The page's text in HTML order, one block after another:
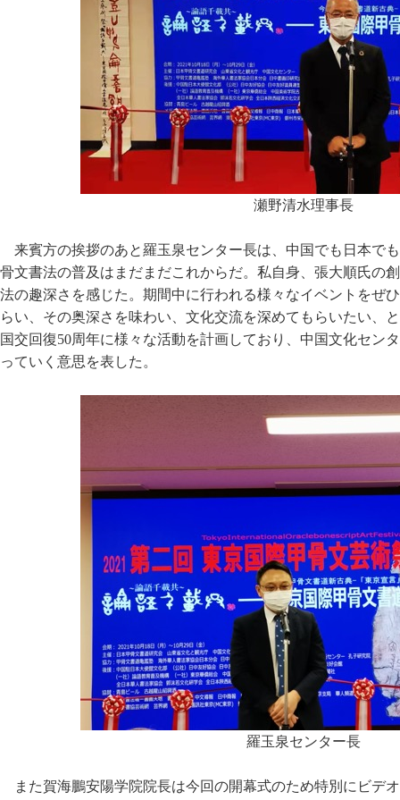
瀬野清水理事長
来賓方の挨拶のあと羅玉泉センター長は、中国でも日本で
骨文書法の普及はまだまだこれからだ。私自身、張大順氏の
法の趣深さを感じた。期間中に行われる様々なイベントをぜ
らい、その奥深さを味わい、文化交流を深めてもらいたい、
国交回復50周年に様々な活動を計画しており、中国文化セン
っていく意思を表した。
羅玉泉センター長
また賀海鵬安陽学院院長は今回の開幕式のため特別にビデ